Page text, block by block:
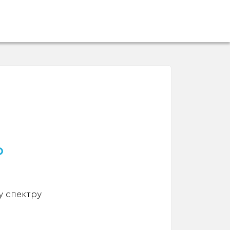
спектру